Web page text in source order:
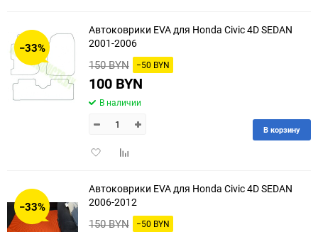
−33%
Автоковрики EVA для Honda Civic 4D SEDAN
2001-2006
150 BYN −50 BYN
100 BYN
В наличии
ДобавитьДобавить
В корзину
−33%
Автоковрики EVA для Honda Civic 4D SEDAN
2006-2012
150 BYN −50 BYN